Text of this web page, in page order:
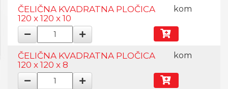
ČELIČNA KVADRATNA PLOČICA
120 x 120 x 10
kom
ČELIČNA KVADRATNA PLOČICA
120 x 120 x 8
kom